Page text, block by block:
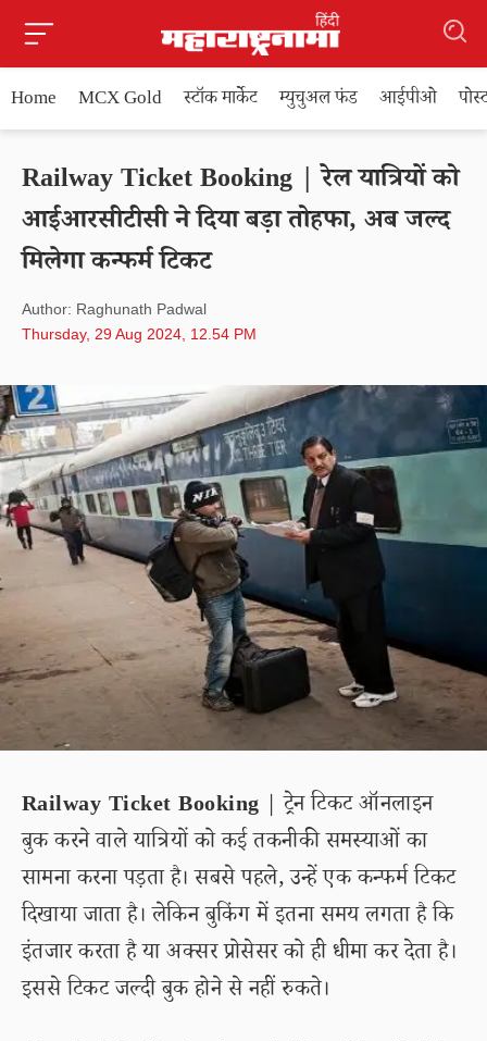
Home MCX Gold स्टॉक मार्केट म्युचुअल फंड आईपीओ
Railway Ticket Booking | रेल यात्रियों को
आईआरसीटीसी ने दिया बड़ा तोहफा, अब जल्द
मिलेगा कन्फर्म टिकट
Author: Raghunath Padwal
Thursday, 29 Aug 2024, 12.54 PM
Railway Ticket Booking | ट्रेन टिकट ऑनलाइन
बुक करने वाले यात्रियों को कई तकनीकी समस्याओं का
सामना करना पड़ता है। सबसे पहले, उन्हें एक कन्फर्म टिकट
दिखाया जाता है। लेकिन बुकिंग में इतना समय लगता है कि
इंतजार करता है या अक्सर प्रोसेसर को ही धीमा कर देता है।
इससे टिकट जल्दी बुक होने से नहीं रुकते।